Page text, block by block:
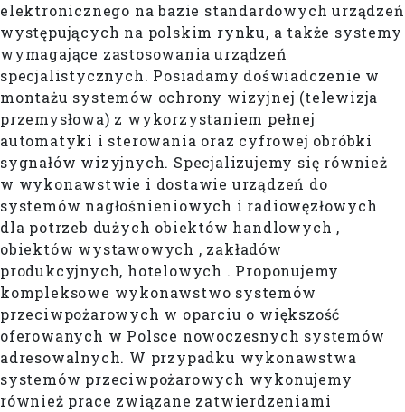
elektronicznego na bazie standardowych urządzeń
występujących na polskim rynku, a także systemy
wymagające zastosowania urządzeń
specjalistycznych. Posiadamy doświadczenie w
montażu systemów ochrony wizyjnej (telewizja
przemysłowa) z wykorzystaniem pełnej
automatyki i sterowania oraz cyfrowej obróbki
sygnałów wizyjnych. Specjalizujemy się również
w wykonawstwie i dostawie urządzeń do
systemów nagłośnieniowych i radiowęzłowych
dla potrzeb dużych obiektów handlowych ,
obiektów wystawowych , zakładów
produkcyjnych, hotelowych . Proponujemy
kompleksowe wykonawstwo systemów
przeciwpożarowych w oparciu o większość
oferowanych w Polsce nowoczesnych systemów
adresowalnych. W przypadku wykonawstwa
systemów przeciwpożarowych wykonujemy
również prace związane zatwierdzeniami